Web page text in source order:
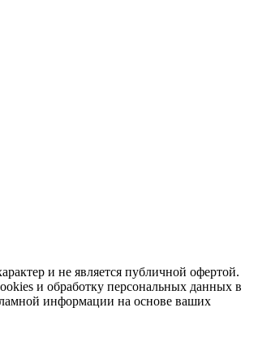
и не является публичной офертой.
и обработку персональных данных в
информации на основе ваших